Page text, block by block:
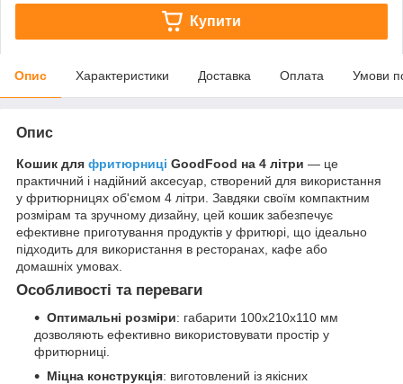
Купити
Опис Характеристики Доставка Оплата Умови
Опис
Кошик для фритюрниці GoodFood на 4 літри — це
практичний і надійний аксесуар, створений для використання
у фритюрницях об'ємом 4 літри. Завдяки своїм компактним
розмірам та зручному дизайну, цей кошик забезпечує
ефективне приготування продуктів у фритюрі, що ідеально
підходить для використання в ресторанах, кафе або
домашніх умовах.
Особливості та переваги
Оптимальні розміри: габарити 100x210x110 мм
дозволяють ефективно використовувати простір у
фритюрниці.
Міцна конструкція: виготовлений із якісних